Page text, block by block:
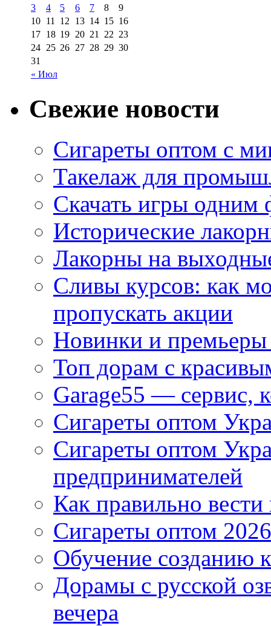
« Июл
3
4 5 6 7 8
9
10 11 12 13 14 15 16
17 18 19 20 21 22 23
24 25 26 27 28 29 30
31
Свежие новости
Сигареты оптом с
Такелаж для
Скачать игры одним
Исторические
Лакорны на
Сливы курсов: как
пропускать акции
Новинки и
Топ дорам с
Garage55 — сервис,
Сигареты оптом
Сигареты оптом
предпринимателей
Как правильно
Сигареты оптом
Обучение созданию
Дорамы с русской
вечера